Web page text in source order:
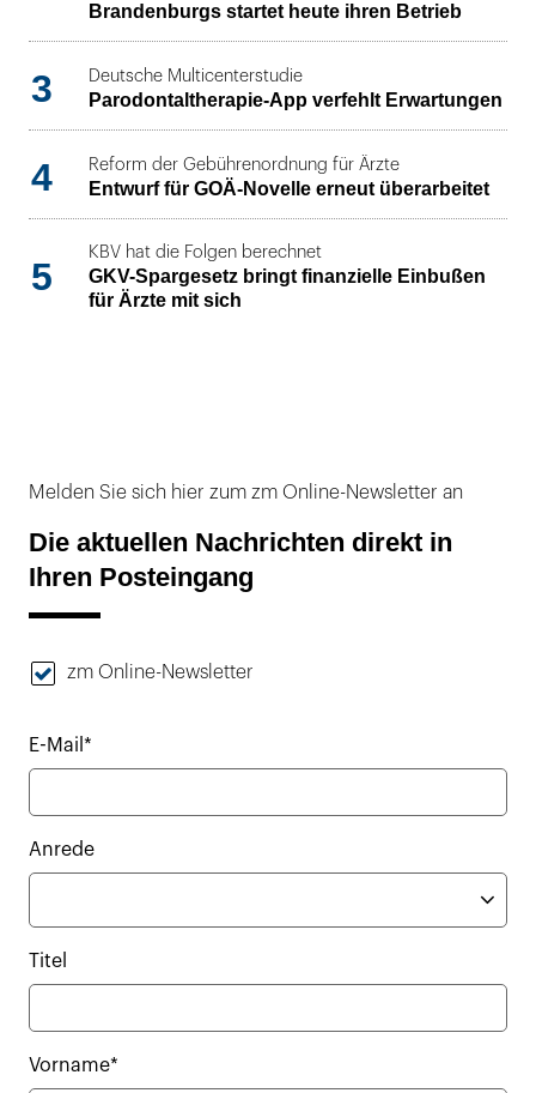
Brandenburgs startet heute ihren Betrieb
3 Deutsche Multicenterstudie
Parodontaltherapie-App verfehlt Erwartungen
4 Reform der Gebührenordnung für Ärzte
Entwurf für GOÄ-Novelle erneut überarbeitet
5
KBV hat die Folgen berechnet
GKV-Spargesetz bringt finanzielle Einbußen
für Ärzte mit sich
Melden Sie sich hier zum zm Online-Newsletter an
Die aktuellen Nachrichten direkt in
Ihren Posteingang
zm Online-Newsletter
E-Mail*
Anrede
Titel
Vorname*